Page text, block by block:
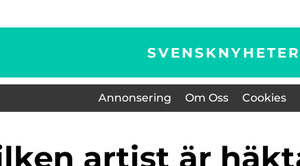
Annonsering Om Oss Cookies
artist är